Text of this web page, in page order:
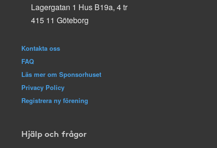
Lagergatan 1 Hus B19a, 4 tr
415 11 Göteborg
Kontakta oss
FAQ
Läs mer om Sponsorhuset
Privacy Policy
Registrera ny förening
Hjälp och frågor